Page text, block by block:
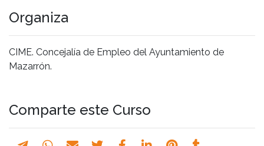
Organiza
CIME. Concejalía de Empleo del Ayuntamiento de
Mazarrón.
Comparte este Curso